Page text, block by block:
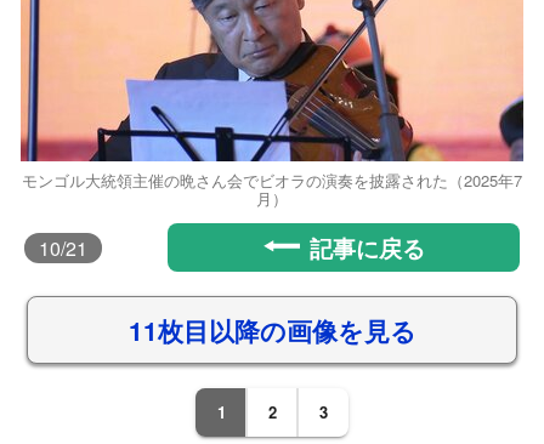
モンゴル大統領主催の晩さん会でビオラの演奏を披露された（2025年7
月）
10/21 記事に戻る
11枚目以降の画像を見る
1 2 3